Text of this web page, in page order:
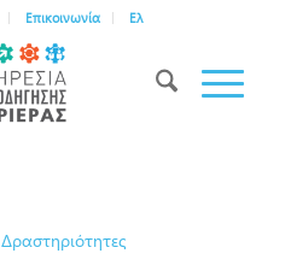
Επικοινωνία Ελ
Δραστηριότητες